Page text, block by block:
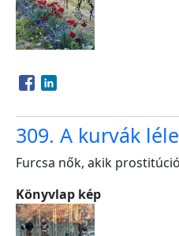
Opens in a new window
Opens in a new
309. A kurvák
Furcsa nők, akik
Könyvlap kép